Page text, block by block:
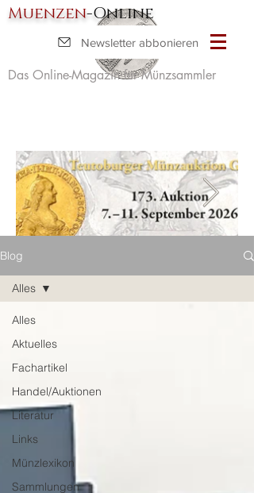
Muenzen-Online
Das Online-Magazin für Münzsammler
Newsletter abbonieren
Blog
Alles
Aktuelles
Fachartikel
Handel/Auktionen
Literatur
Links
Münzlexikon
Sammlungen
Alles